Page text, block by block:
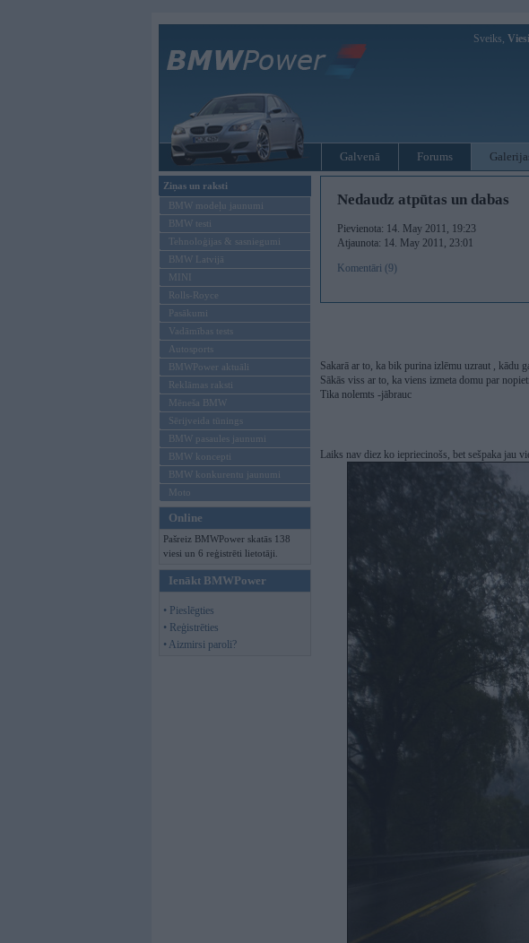
Sveiks,
Galvenā Forums
Ziņas un raksti
BMW modeļu jaunumi
BMW testi
Tehnoloģijas & sasniegumi
BMW Latvijā
MINI
Rolls-Royce
Pasākumi
Vadāmības tests
Autosports
BMWPower aktuāli
Reklāmas raksti
Mēneša BMW
Sērijveida tūnings
BMW pasaules jaunumi
BMW koncepti
BMW konkurentu jaunumi
Moto
Online
Pašreiz BMWPower skatās 138
viesi un 6 reģistrēti lietotāji.
Ienākt BMWPower
• Pieslēgties
• Reģistrēties
• Aizmirsi paroli?
Nedaudz atpūtas un dabas
Pievienota: 14. May 2011, 19:23
Atjaunota: 14. May 2011, 23:01
Komentāri (9)
Sakarā ar to, ka bik purina izlēmu uzraut , kādu
Sākās viss ar to, ka viens izmeta domu par
Tika nolemts -jābrauc
Laiks nav diez ko iepriecinošs, bet sešpaka jau